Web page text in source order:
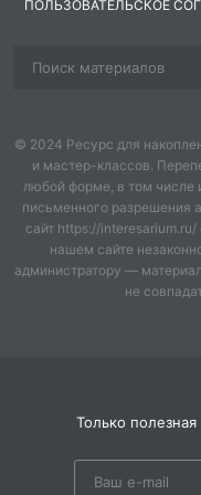
(поднимают руки
Шубки и пальтишки.
(надевают пальто)
Теплые штанишки.
Воспитатель
группу, где
земля, кто
Воспитатель
что снег белый,
ПОЛЬЗОВАТЕЛЬСКОЕ
© 2024 Ресурс для
и мастер-классов.
любой форме, в том числе
письменного разрешения
сайт https://
нашем сайте
администратору —
не
Только